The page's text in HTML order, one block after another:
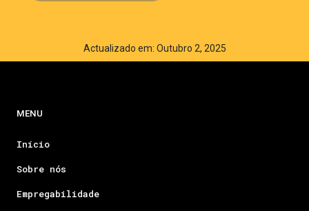
Actualizado em: Outubro 2, 2025
MENU
Início
Sobre nós
Empregabilidade